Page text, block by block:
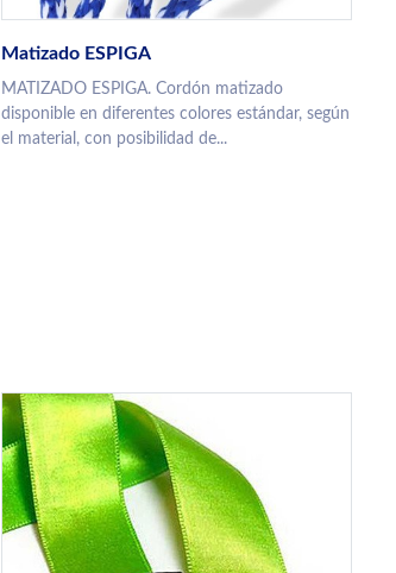
Matizado ESPIGA
MATIZADO ESPIGA. Cordón matizado
disponible en diferentes colores estándar, según
el material, con posibilidad de...